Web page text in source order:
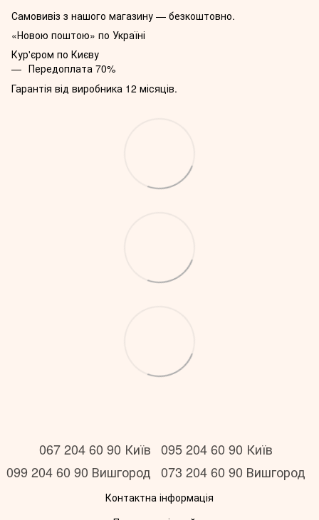
Самовивіз з нашого магазину — безкоштовно.
«Новою поштою» по Україні
Кур'єром по Києву
Передоплата 70%
Гарантія від виробника 12 місяців.
067 204 60 90 Київ 095 204 60 90 Київ
099 204 60 90 Вишгород 073 204 60 90 Вишгород
Контактна інформація